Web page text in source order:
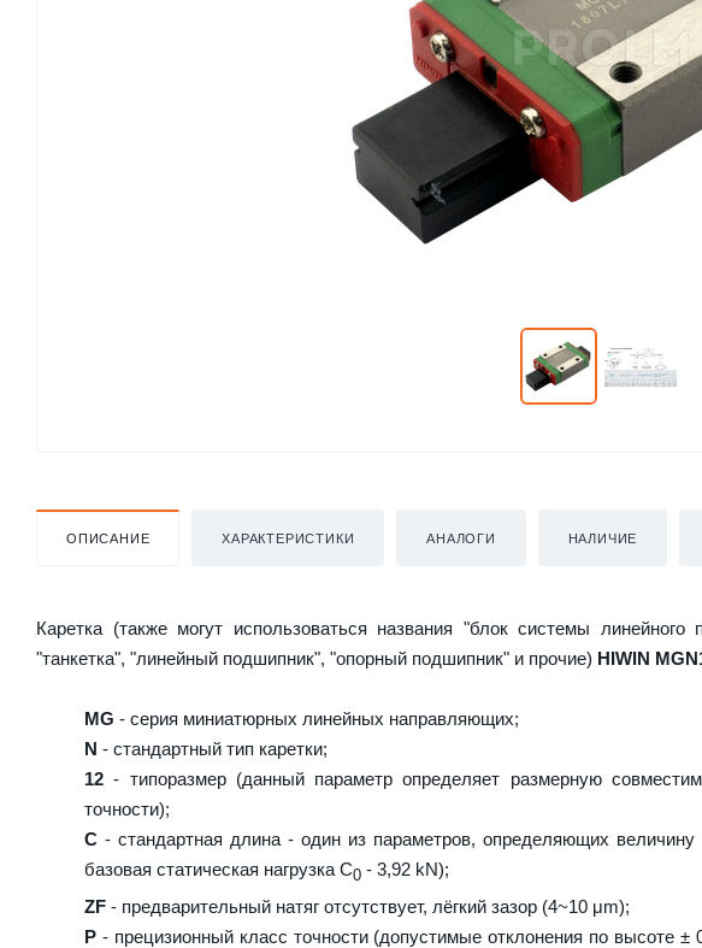
ОПИСАНИЕ ХАРАКТЕРИСТИКИ АНАЛОГИ НАЛИЧИЕ
Каретка (также могут использоваться названия "блок системы
"танкетка", "линейный подшипник", "опорный подшипник" и прочие) HIWIN
MG - серия миниатюрных линейных направляющих;
N - стандартный тип каретки;
12 - типоразмер (данный параметр определяет размерную
точности);
C - стандартная длина - один из параметров, определяющих величину
базовая статическая нагрузка С0 - 3,92 kN);
ZF - предварительный натяг отсутствует, лёгкий зазор (4~10 μm);
P - прецизионный класс точности (допустимые отклонения по высоте